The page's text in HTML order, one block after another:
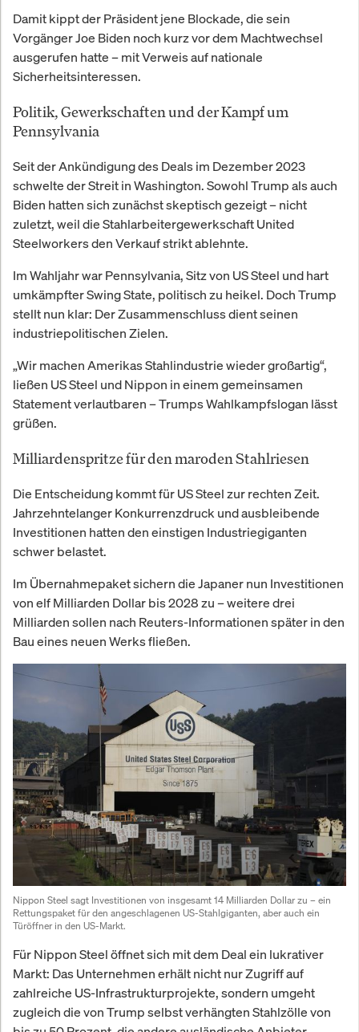
Damit kippt der Präsident jene Blockade, die sein
Vorgänger Joe Biden noch kurz vor dem Machtwechsel
ausgerufen hatte – mit Verweis auf nationale
Sicherheitsinteressen.
Politik, Gewerkschaften und der Kampf um
Pennsylvania
Seit der Ankündigung des Deals im Dezember 2023
schwelte der Streit in Washington. Sowohl Trump als auch
Biden hatten sich zunächst skeptisch gezeigt – nicht
zuletzt, weil die Stahlarbeitergewerkschaft United
Steelworkers den Verkauf strikt ablehnte.
Im Wahljahr war Pennsylvania, Sitz von US Steel und hart
umkämpfter Swing State, politisch zu heikel. Doch Trump
stellt nun klar: Der Zusammenschluss dient seinen
industriepolitischen Zielen.
„Wir machen Amerikas Stahlindustrie wieder großartig“,
ließen US Steel und Nippon in einem gemeinsamen
Statement verlautbaren – Trumps Wahlkampfslogan lässt
grüßen.
Milliardenspritze für den maroden Stahlriesen
Die Entscheidung kommt für US Steel zur rechten Zeit.
Jahrzehntelanger Konkurrenzdruck und ausbleibende
Investitionen hatten den einstigen Industriegiganten
schwer belastet.
Im Übernahmepaket sichern die Japaner nun Investitionen
von elf Milliarden Dollar bis 2028 zu – weitere drei
Milliarden sollen nach Reuters-Informationen später in den
Bau eines neuen Werks fließen.
Nippon Steel sagt Investitionen von insgesamt 14 Milliarden Dollar zu – ein
Rettungspaket für den angeschlagenen US-Stahlgiganten, aber auch ein
Türöffner in den US-Markt.
Für Nippon Steel öffnet sich mit dem Deal ein lukrativer
Markt: Das Unternehmen erhält nicht nur Zugriff auf
zahlreiche US-Infrastrukturprojekte, sondern umgeht
zugleich die von Trump selbst verhängten Stahlzölle von